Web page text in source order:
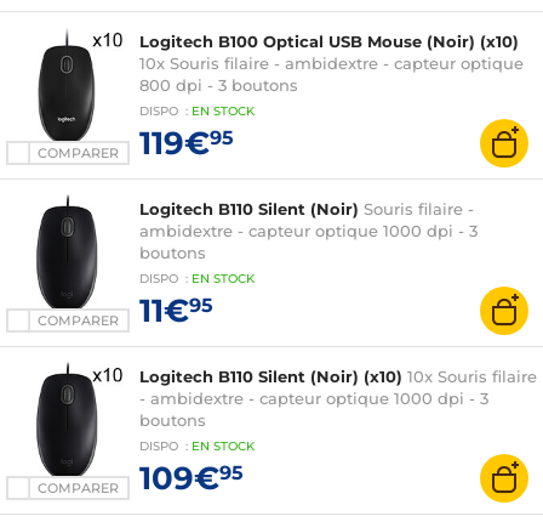
COMPARER
Logitech B100 Optical USB Mouse (Noir) (x10)
10x Souris filaire - ambidextre - capteur optique
800 dpi - 3 boutons
DISPO : EN STOCK
119€95
COMPARER
Logitech B110 Silent (Noir) Souris filaire -
ambidextre - capteur optique 1000 dpi - 3
boutons
DISPO : EN STOCK
11€95
COMPARER
Logitech B110 Silent (Noir) (x10) 10x Souris filaire
- ambidextre - capteur optique 1000 dpi - 3
boutons
DISPO : EN STOCK
109€95